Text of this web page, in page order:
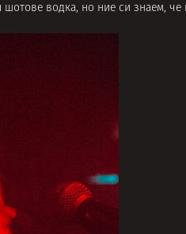
шотове водка, но ние си знаем, че